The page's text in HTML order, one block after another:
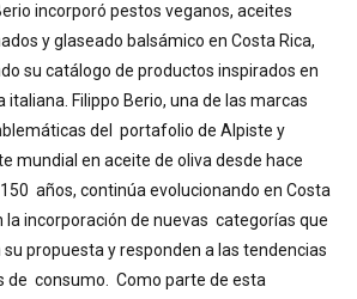
incorporó pestos veganos, aceites
y glaseado balsámico en Costa Rica,
su catálogo de productos inspirados en
italiana. Filippo Berio, una de las marcas
del portafolio de Alpiste y
mundial en aceite de oliva desde hace
años, continúa evolucionando en Costa
la incorporación de nuevas categorías que
propuesta y responden a las tendencias
de consumo. Como parte de esta